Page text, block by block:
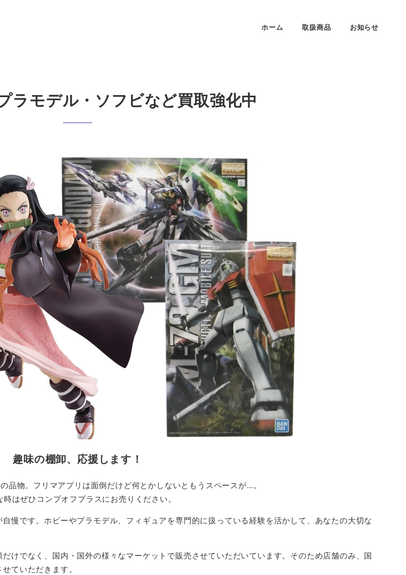
ホーム 取扱商品 お知らせ
ラモデル・ソフビなど買取強化中
趣味の棚卸、応援します！
品物。フリマアプリは面倒だけど何とかしないともうスペースが…。
時はぜひコンプオフプラスにお売りください。
慢です。ホビーやプラモデル、フィギュアを専門的に扱っている経験を活かして、あなたの大切な
けでなく、国内・国外の様々なマーケットで販売させていただいています。そのため店舗のみ、国
ていただきます。